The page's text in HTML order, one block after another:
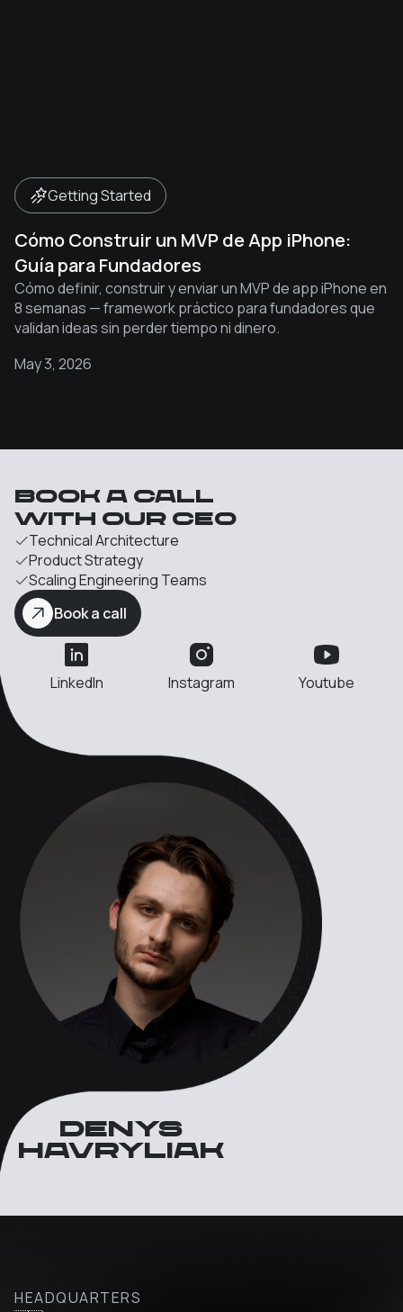
Getting Started
Cómo Construir un MVP de App iPhone:
Guía para Fundadores
Cómo definir, construir y enviar un MVP de app iPhone en
8 semanas — framework práctico para fundadores que
validan ideas sin perder tiempo ni dinero.
May 3, 2026
Book a call
with our Ceo
Technical Architecture
Product Strategy
Scaling Engineering Teams
Book a call
LinkedIn Instagram Youtube
Denys
havryliak
HEADQUARTERS